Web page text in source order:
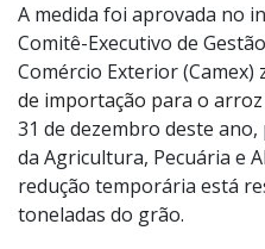
A medida foi aprovada no
Comitê-Executivo de
Comércio Exterior (Camex)
de importação para o arroz
31 de dezembro deste
da Agricultura, Pecuária e
redução temporária está
toneladas do grão.